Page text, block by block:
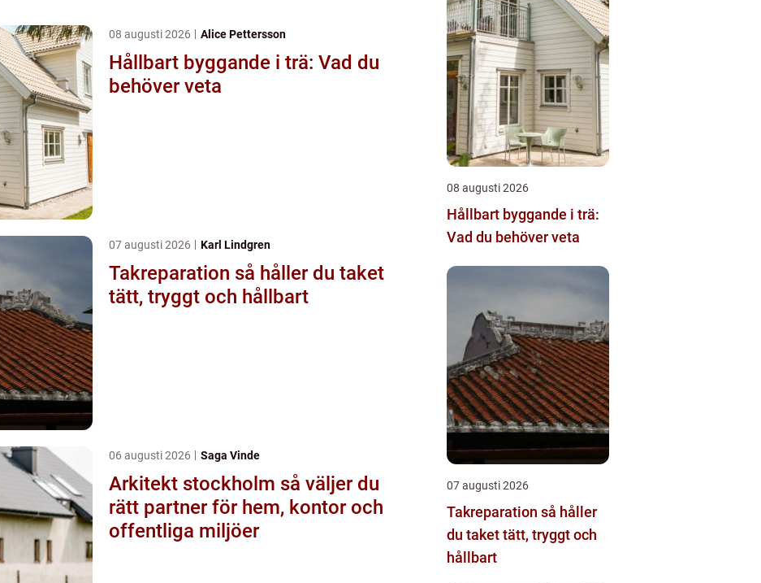
08 augusti 2026 Alice Pettersson
Hållbart byggande i trä: Vad du
behöver veta
07 augusti 2026 Karl Lindgren
Takreparation så håller du taket
tätt, tryggt och hållbart
06 augusti 2026 Saga Vinde
Arkitekt stockholm så väljer du
rätt partner för hem, kontor och
offentliga miljöer
08 augusti 2026
Hållbart byggande i trä:
Vad du behöver veta
07 augusti 2026
Takreparation så håller
du taket tätt, tryggt och
hållbart